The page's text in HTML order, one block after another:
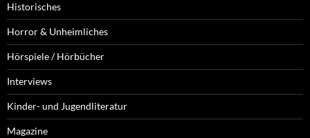
Historisches
Horror & Unheimliches
Hörspiele / Hörbücher
Interviews
Kinder- und Jugendliteratur
Magazine